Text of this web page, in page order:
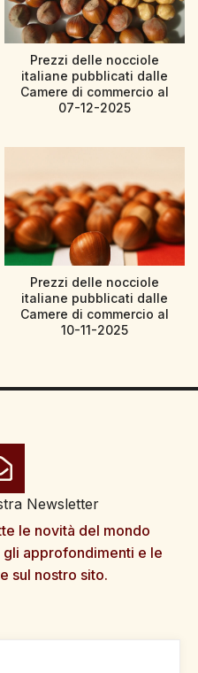
Prezzi delle nocciole
italiane pubblicati dalle
Camere di commercio al
07-12-2025
Prezzi delle nocciole
italiane pubblicati dalle
Camere di commercio al
10-11-2025
Newsletter
le novità del mondo
approfondimenti e le
sul nostro sito.